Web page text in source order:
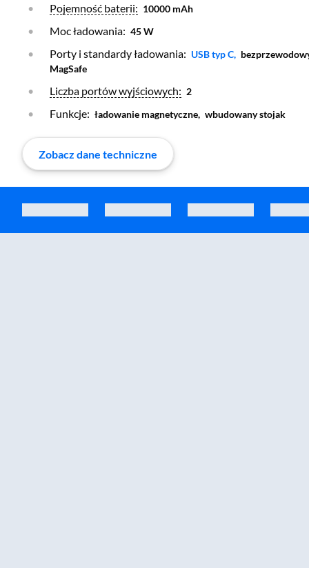
Otwórz warstwę
Pojemność baterii: 10000 mAh
Moc ładowania: 45 W
Porty i standardy ładowania: Otwórz warstwę
USB typ C,
MagSafe
Otwórz warstwę
Liczba portów wyjściowych: 2
Funkcje: ładowanie magnetyczne, wbudowany stojak
Zobacz dane techniczne